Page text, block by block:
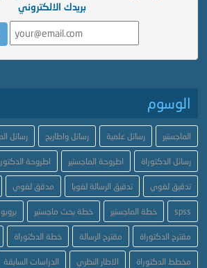
بريدك الالكتروني
الوسوم
الماجستير رسائل علمية رسائل واطاريح رسائل
رسائل الدكتوراة اطروحة الماجستير اطروحة
تدقيق لغوي تدقيق الرسالة لغويا مدقق لغوي
spss خطة الماجستير خطة بحث ماجستير
مقترح الدكتوراة مقترح الرسالة خطة الدكتوراة
مخطط الدكتوراة الاطار النظري الدراسات السابقة